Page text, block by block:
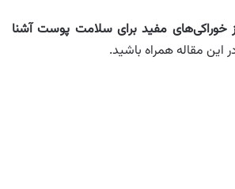
خوراکی‌های مفید برای سلامت پوست آشنا
این مقاله همراه باشید.